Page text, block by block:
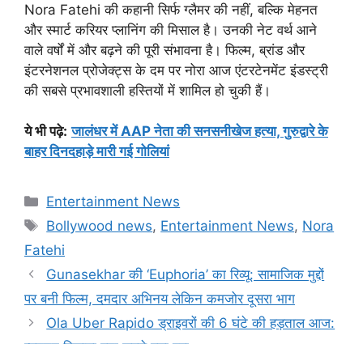
Nora Fatehi की कहानी सिर्फ ग्लैमर की नहीं, बल्कि मेहनत
और स्मार्ट करियर प्लानिंग की मिसाल है। उनकी नेट वर्थ आने
वाले वर्षों में और बढ़ने की पूरी संभावना है। फिल्म, ब्रांड और
इंटरनेशनल प्रोजेक्ट्स के दम पर नोरा आज एंटरटेनमेंट इंडस्ट्री
की सबसे प्रभावशाली हस्तियों में शामिल हो चुकी हैं।
ये भी पढ़े: जालंधर में AAP नेता की सनसनीखेज हत्या, गुरुद्वारे के
बाहर दिनदहाड़े मारी गई गोलियां
Categories
Entertainment News
Tags
Bollywood news, Entertainment News, Nora
Fatehi
Gunasekhar की ‘Euphoria’ का रिव्यू: सामाजिक मुद्दों
पर बनी फिल्म, दमदार अभिनय लेकिन कमजोर दूसरा भाग
Ola Uber Rapido ड्राइवरों की 6 घंटे की हड़ताल आज: